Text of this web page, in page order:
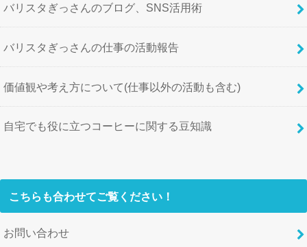
バリスタぎっさんのブログ、SNS活用術
バリスタぎっさんの仕事の活動報告
価値観や考え方について(仕事以外の活動も含む)
自宅でも役に立つコーヒーに関する豆知識
こちらも合わせてご覧ください！
お問い合わせ